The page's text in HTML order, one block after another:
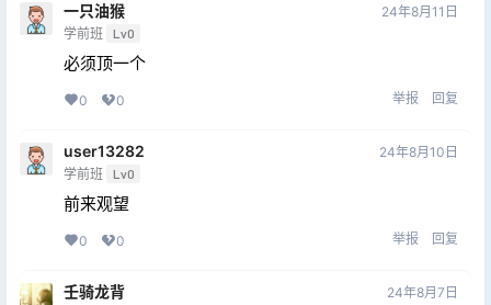
一只油猴
学前班 Lv0
24年8月11日
必须顶一个
0 0 举报 回复
user13282
学前班 Lv0
24年8月10日
前来观望
0 0 举报 回复
壬骑龙背 24年8月7日